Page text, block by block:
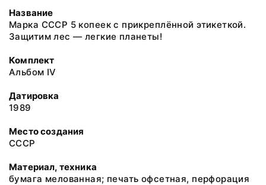
Название
Марка СССР 5 копеек с прикреплённой этикеткой.
Защитим лес — легкие планеты!
Комплект
Альбом IV
Датировка
1989
Место создания
СССР
Материал, техника
бумага мелованная; печать офсетная, перфорация